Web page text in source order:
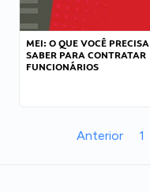
MEI: O QUE VOCÊ PRECISA
SABER PARA CONTRATAR
FUNCIONÁRIOS
Anterior 1